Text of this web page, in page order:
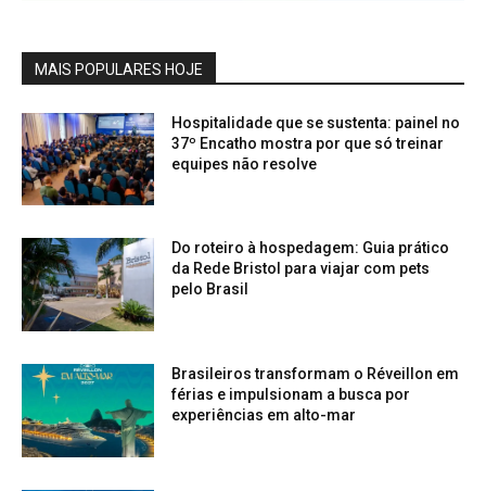
MAIS POPULARES HOJE
Hospitalidade que se sustenta: painel no
37º Encatho mostra por que só treinar
equipes não resolve
Do roteiro à hospedagem: Guia prático
da Rede Bristol para viajar com pets
pelo Brasil
Brasileiros transformam o Réveillon em
férias e impulsionam a busca por
experiências em alto-mar